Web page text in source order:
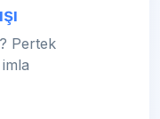
Pertek
imla